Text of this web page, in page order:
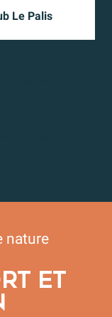
Le Palis
nature
ET